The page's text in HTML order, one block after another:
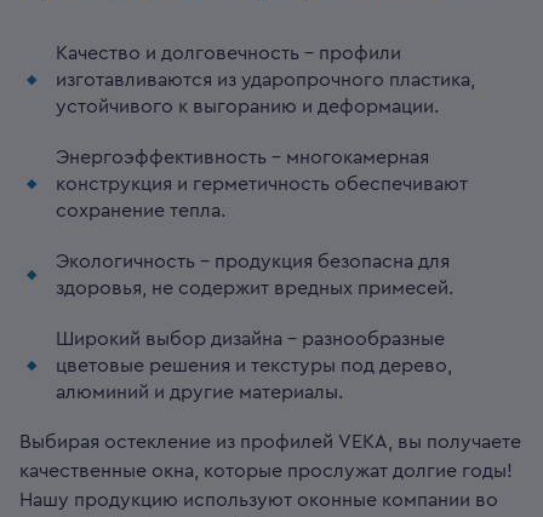
Качество и долговечность – профили
изготавливаются из ударопрочного пластика,
устойчивого к выгоранию и деформации.
Энергоэффективность – многокамерная
конструкция и герметичность обеспечивают
сохранение тепла.
Экологичность – продукция безопасна для
здоровья, не содержит вредных примесей.
Широкий выбор дизайна – разнообразные
цветовые решения и текстуры под дерево,
алюминий и другие материалы.
Выбирая остекление из профилей VEKA, вы получаете
качественные окна, которые прослужат долгие годы!
Нашу продукцию используют оконные компании во